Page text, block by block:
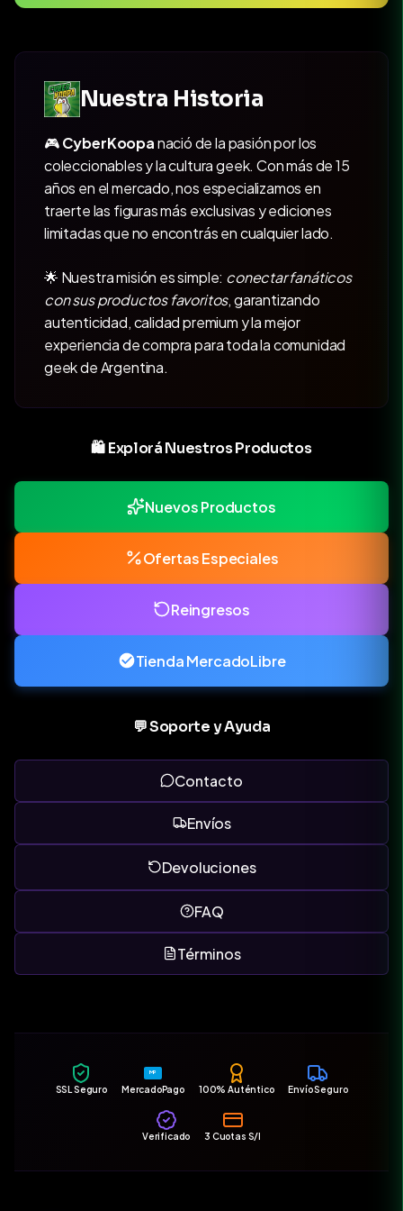
Nuestra Historia
🎮CyberKoopanació de la pasión por los
coleccionables y la cultura geek. Con más de 15
años en el mercado, nos especializamos en
traerte las figuras más exclusivas y ediciones
limitadas que no encontrás en cualquier lado.
🌟 Nuestra misión es simple: conectar fanáticos
con sus productos favoritos, garantizando
autenticidad, calidad premium y la mejor
experiencia de compra para toda la comunidad
geek de Argentina.
🛍️ Explorá Nuestros Productos
Nuevos Productos
Ofertas Especiales
Reingresos
Tienda MercadoLibre
💬 Soporte y Ayuda
Contacto
Envíos
Devoluciones
FAQ
Términos
SSL Seguro
MP
MercadoPago 100% Auténtico Envío Seguro
Verificado 3 Cuotas S/I